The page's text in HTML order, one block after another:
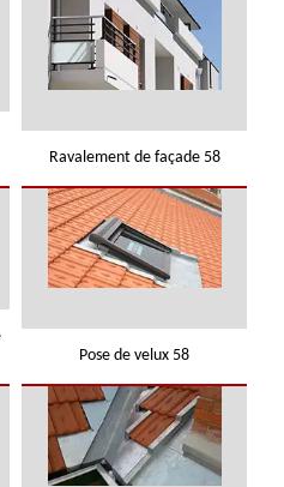
Ravalement de façade 58
Pose de velux 58